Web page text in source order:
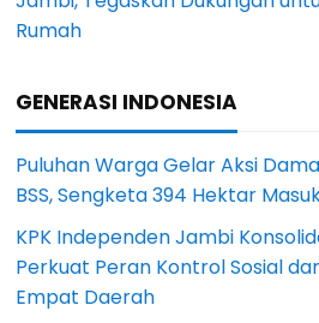
Rumah
GENERASI INDONESIA
Puluhan Warga Gelar Aksi
BSS, Sengketa 394 Hektar
KPK Independen Jambi
Perkuat Peran Kontrol Sosial
Empat Daerah